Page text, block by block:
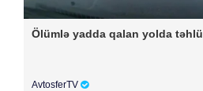
Ölümlə yadda qalan yolda
AvtosferTV